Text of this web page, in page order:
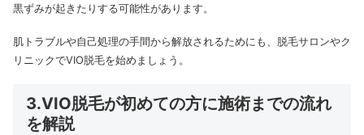
黒ずみが起きたりする可能性があります。
肌トラブルや自己処理の手間から解放されるためにも、脱毛サロンやク
リニックでVIO脱毛を始めましょう。
3.VIO脱毛が初めての方に施術までの流れ
を解説